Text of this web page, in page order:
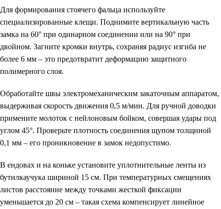
Для формирования стоячего фальца используйте
специализированные клещи. Поднимите вертикальную часть
замка на 60° при одинарном соединении или на 90° при
двойном. Загните кромки внутрь, сохраняя радиус изгиба не
более 6 мм – это предотвратит деформацию защитного
полимерного слоя.
Обработайте швы электромеханическим закаточным аппаратом,
выдерживая скорость движения 0,5 м/мин. Для ручной доводки
примените молоток с нейлоновым бойком, совершая удары под
углом 45°. Проверьте плотность соединения щупом толщиной
0,1 мм – его проникновение в замок недопустимо.
В ендовах и на коньке установите уплотнительные ленты из
бутилкаучука шириной 15 см. При температурных смещениях
листов расстояние между точками жесткой фиксации
уменьшается до 20 см – такая схема компенсирует линейное